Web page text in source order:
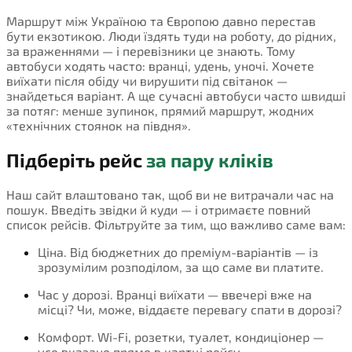
Маршрут між Україною та Європою давно перестав
бути екзотикою. Люди їздять туди на роботу, до рідних,
за враженнями — і перевізники це знають. Тому
автобуси ходять часто: вранці, удень, уночі. Хочете
виїхати після обіду чи вирушити під світанок —
знайдеться варіант. А ще сучасні автобуси часто швидші
за потяг: менше зупинок, прямий маршрут, жодних
«технічних стоянок на півдня».
Підберіть рейсза пару кліків
Наш сайт влаштовано так, щоб ви не витрачали час на
пошук. Введіть звідки й куди — і отримаєте повний
список рейсів. Фільтруйте за тим, що важливо саме вам:
Ціна. Від бюджетних до преміум-варіантів — із
зрозумілим розподілом, за що саме ви платите.
Час у дорозі. Вранці виїхати — ввечері вже на
місці? Чи, може, віддаєте перевагу спати в дорозі?
Комфорт. Wi-Fi, розетки, туалет, кондиціонер —